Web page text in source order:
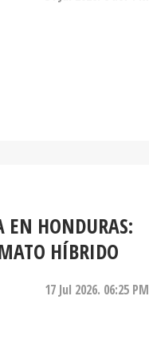
EN HONDURAS:
HÍBRIDO
17 Jul 2026. 06:25 PM